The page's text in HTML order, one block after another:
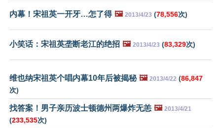
内幕！宋祖英一开牙…怎了得 🖼️ 2013/4/23 (78,556次)
小笑话：宋祖英垄断老江的绝招 🖼️ 2013/4/23 (83,329次)
维也纳宋祖英个唱内幕10年后被揭秘 🖼️ 2013/4/22 (86,847
次)
找答案！男子亲历波士顿德州两爆炸无恙 🖼️ 2013/4/21
(233,535次)